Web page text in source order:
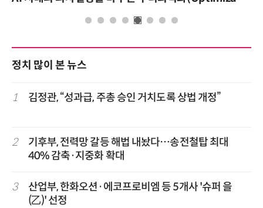
정치 많이 본 뉴스
1 김정관, “성과급, 주총 승인 거치도록 상법 개정”
2
기후부, 전력망 갈등 해법 내놨다…송전철탑 최대
40% 감축·지중화 확대
3
산업부, 한화오션·에코프로비엠 등 5개사 '슈퍼 을
(乙)' 선정